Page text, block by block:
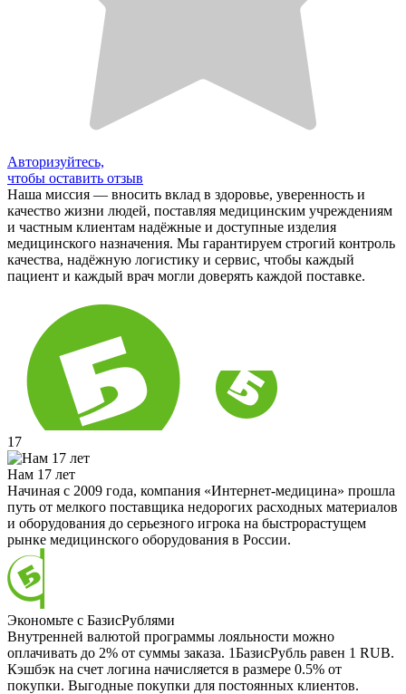
Авторизуйтесь,
чтобы оставить отзыв
Наша миссия — вносить вклад в здоровье, уверенность и
качество жизни людей, поставляя медицинским учреждениям
и частным клиентам надёжные и доступные изделия
медицинского назначения. Мы гарантируем строгий контроль
качества, надёжную логистику и сервис, чтобы каждый
пациент и каждый врач могли доверять каждой поставке.
17
Нам 17 лет
Начиная с 2009 года, компания «Интернет-медицина» прошла
путь от мелкого поставщика недорогих расходных материалов
и оборудования до серьезного игрока на быстрорастущем
рынке медицинского оборудования в России.
Экономьте с БазисРублями
Внутренней валютой программы лояльности можно
оплачивать до 2% от суммы заказа. 1БазисРубль равен 1 RUB.
Кэшбэк на счет логина начисляется в размере 0.5% от
покупки. Выгодные покупки для постоянных клиентов.